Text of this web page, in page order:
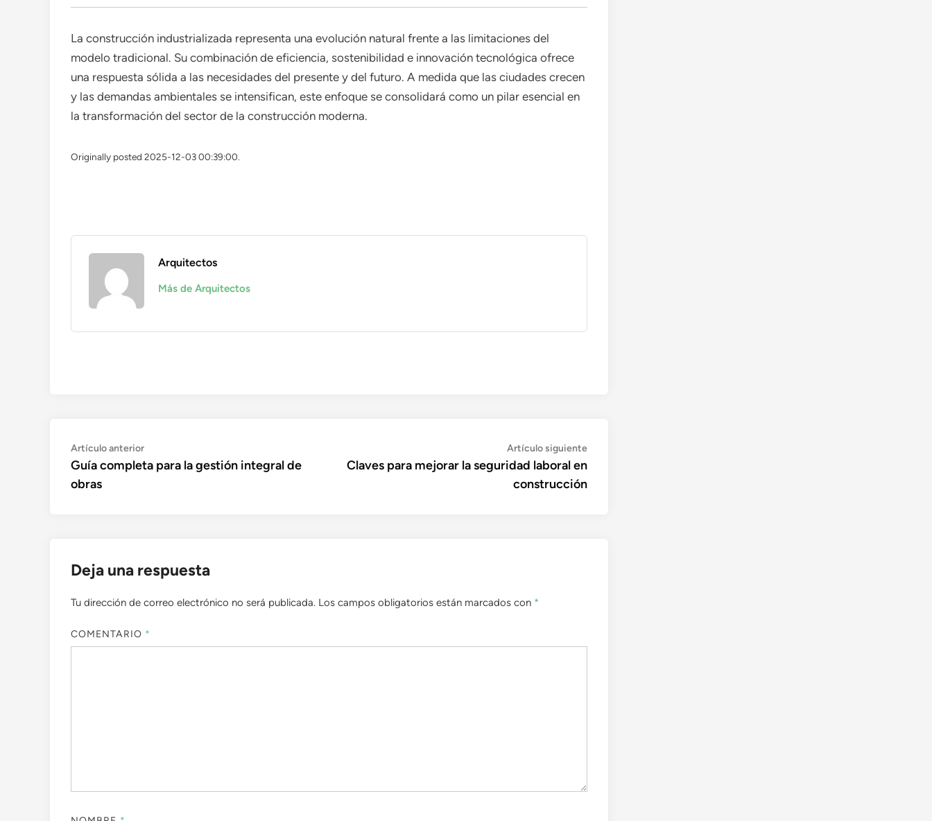
La construcción industrializada representa una evolución natural frente a las limitaciones del
modelo tradicional. Su combinación de eficiencia, sostenibilidad e innovación tecnológica ofrece
una respuesta sólida a las necesidades del presente y del futuro. A medida que las ciudades crecen
y las demandas ambientales se intensifican, este enfoque se consolidará como un pilar esencial en
la transformación del sector de la construcción moderna.
Originally posted 2025-12-03 00:39:00.
Arquitectos
Más de Arquitectos
Navegación
de
entradas
Artículo anteriorArtículo
anterior:
Guía completa para la gestión integral de
obras
Artículo siguienteArtículo
siguiente:
Claves para mejorar la seguridad laboral en
construcción
Deja una respuesta
Tu dirección de correo electrónico no será publicada. Los campos obligatorios están marcados con *
COMENTARIO *